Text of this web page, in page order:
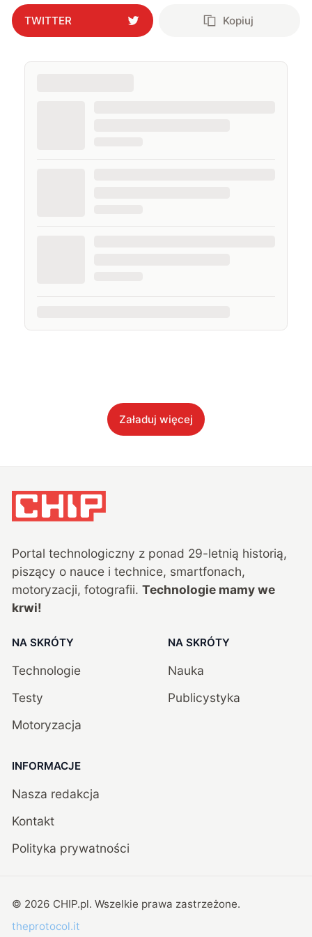
interesując się nowymi technologiami, ale nie
pogardzę dobrą muzyką, serialem, grami
komputerowymi czy sportem.
TWITTER Kopiuj
Załaduj więcej
Portal technologiczny z ponad 29-letnią historią,
piszący o nauce i technice, smartfonach,
motoryzacji, fotografii. Technologie mamy we
krwi!
NA SKRÓTY
Technologie
Testy
Motoryzacja
NA SKRÓTY
Nauka
Publicystyka
INFORMACJE
Nasza redakcja
Kontakt
Polityka prywatności
© 2026 CHIP.pl. Wszelkie prawa zastrzeżone.
theprotocol.it